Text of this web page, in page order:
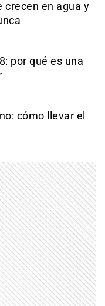
crecen en agua y
por qué es una
cómo llevar el